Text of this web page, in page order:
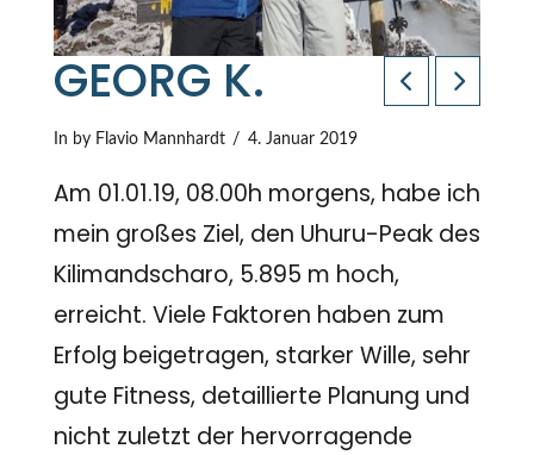
GEORG K.
In by Flavio Mannhardt 4. Januar 2019
Am 01.01.19, 08.00h morgens, habe ich
mein großes Ziel, den Uhuru-Peak des
Kilimandscharo, 5.895 m hoch,
erreicht. Viele Faktoren haben zum
Erfolg beigetragen, starker Wille, sehr
gute Fitness, detaillierte Planung und
nicht zuletzt der hervorragende